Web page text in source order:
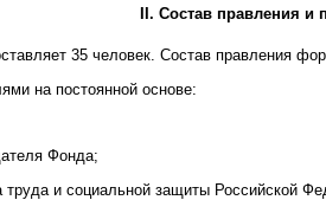
II. Состав правления
35 человек. Состав правления
на постоянной основе:
Фонда;
труда и социальной защиты Российской